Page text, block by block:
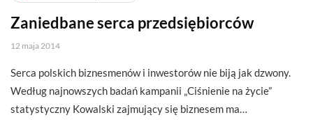
Zaniedbane serca przedsiębiorców
12 maja 2014
Serca polskich biznesmenów i inwestorów nie biją jak dzwony.
Według najnowszych badań kampanii „Ciśnienie na życie”
statystyczny Kowalski zajmujący się biznesem ma…